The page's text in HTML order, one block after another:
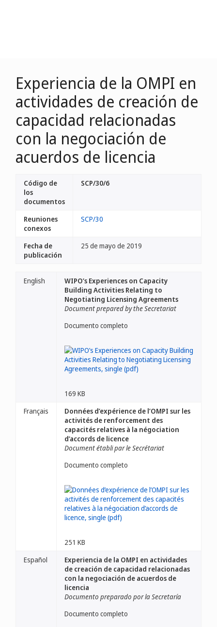
Experiencia de la OMPI en
actividades de creación de
capacidad relacionadas
con la negociación de
acuerdos de licencia
Código de
los
documentos
SCP/30/6
Reuniones
conexos
SCP/30
Fecha de
publicación
25 de mayo de 2019
English
WIPO’s Experiences on Capacity
Building Activities Relating to
Negotiating Licensing Agreements
Document prepared by the Secretariat
Documento completo
169 KB
Français
Données d’expérience de l’OMPI sur les
activités de renforcement des
capacités relatives à la négociation
d’accords de licence
Document établi par le Secrétariat
Documento completo
251 KB
Español
Experiencia de la OMPI en actividades
de creación de capacidad relacionadas
con la negociación de acuerdos de
licencia
Documento preparado por la Secretaría
Documento completo